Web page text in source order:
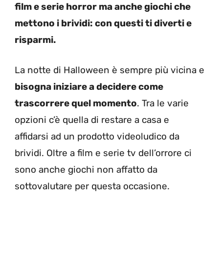
film e serie horror ma anche giochi che
mettono i brividi: con questi ti diverti e
risparmi.
La notte di Halloween è sempre più vicina e
bisogna iniziare a decidere come
trascorrere quel momento. Tra le varie
opzioni c’è quella di restare a casa e
affidarsi ad un prodotto videoludico da
brividi. Oltre a film e serie tv dell’orrore ci
sono anche giochi non affatto da
sottovalutare per questa occasione.